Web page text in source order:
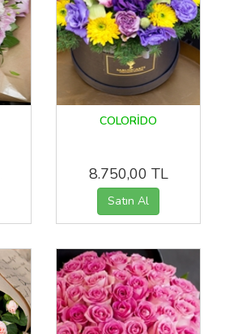
COLORİDO
8.750,00 TL